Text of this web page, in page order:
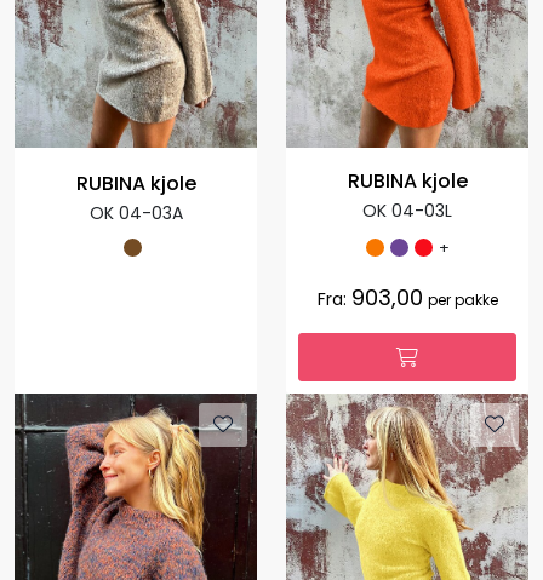
RUBINA kjole
OK 04-03A
RUBINA kjole
OK 04-03L
+
Fra: 903,00 per pakke